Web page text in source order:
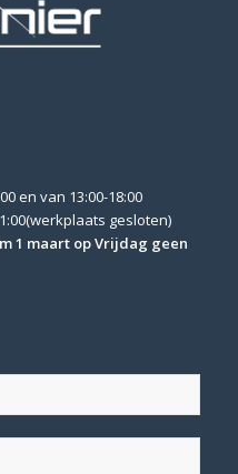
en van 13:00-18:00
gesloten)
1 maart op Vrijdag geen